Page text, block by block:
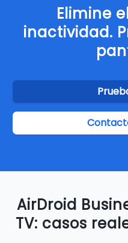
Elimine
inactividad.
AirDroid
TV: casos